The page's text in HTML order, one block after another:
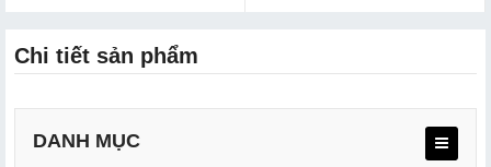
Chi tiết sản phẩm
DANH MỤC